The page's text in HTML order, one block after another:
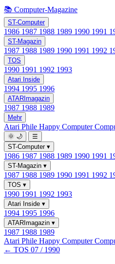
📚 Computer-Magazine
ST-Computer
1986 1987 1988 1989 1990 1991
ST-Magazin
1987 1988 1989 1990 1991 1992
TOS
1990 1991 1992 1993
Atari Inside
1994 1995 1996
ATARImagazin
1987 1988 1989
Mehr
Atari Phile Happy Computer
🌞 🌙
☰
ST-Computer ▾
1986 1987 1988 1989 1990 1991
ST-Magazin ▾
1987 1988 1989 1990 1991 1992
TOS ▾
1990 1991 1992 1993
Atari Inside ▾
1994 1995 1996
ATARImagazin ▾
1987 1988 1989
Atari Phile Happy Computer
← TOS 07 / 1990